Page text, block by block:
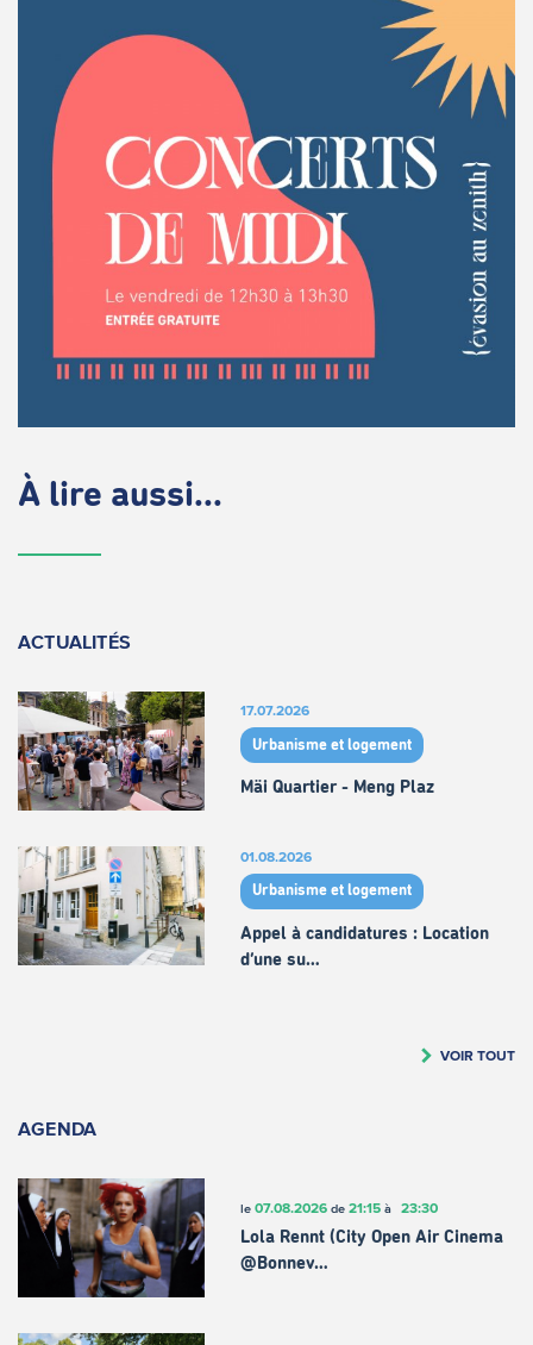
À lire aussi...
ACTUALITÉS
17.07.2026
Urbanisme et logement
Mäi Quartier - Meng Plaz
01.08.2026
Urbanisme et logement
Appel à candidatures : Location
d’une su…
VOIR TOUT
AGENDA
le 07.08.2026de 21:15à 23:30
Lola Rennt (City Open Air Cinema
@Bonnev…